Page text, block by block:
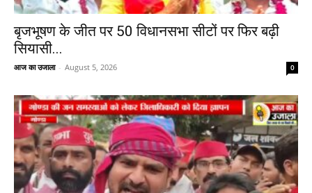
बृजभूषण के जीत पर 50 विधानसभा सीटों पर फिर बढ़ी
सियासी...
आज का उजाला - August 5, 2026 0